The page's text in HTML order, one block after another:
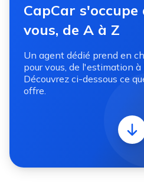
CapCar
vous, de A à Z
Un agent dédié prend en
pour vous, de l'estimation à
Découvrez ci-dessous ce
offre.